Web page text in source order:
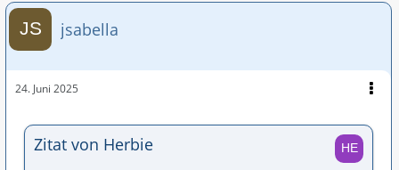
jsabella
24. Juni 2025
Zitat von Herbie